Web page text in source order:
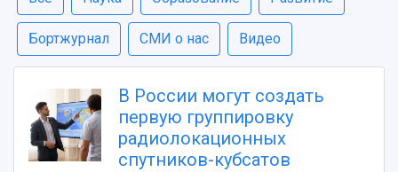
Бортжурнал СМИ о нас Видео
В России могут создать
первую группировку
радиолокационных
спутников-кубсатов